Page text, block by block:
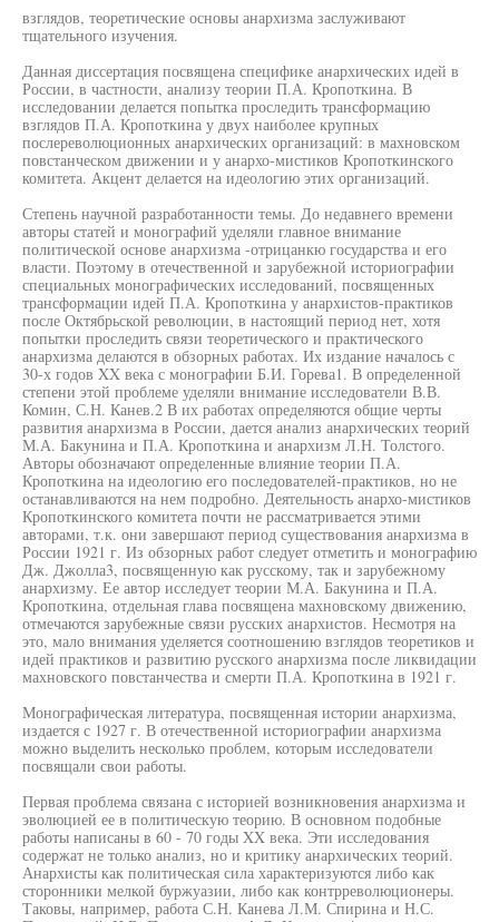
взглядов, теоретические основы анархизма заслуживают
тщательного изучения.
Данная диссертация посвящена специфике анархических идей в
России, в частности, анализу теории П.А. Кропоткина. В
исследовании делается попытка проследить трансформацию
взглядов П.А. Кропоткина у двух наиболее крупных
послереволюционных анархических организаций: в махновском
повстанческом движении и у анархо-мистиков Кропоткинского
комитета. Акцент делается на идеологию этих организаций.
Степень научной разработанности темы. До недавнего времени
авторы статей и монографий уделяли главное внимание
политической основе анархизма -отрицанкю государства и его
власти. Поэтому в отечественной и зарубежной историографии
специальных монографических исследований, посвященных
трансформации идей П.А. Кропоткина у анархистов-практиков
после Октябрьской революции, в настоящий период нет, хотя
попытки проследить связи теоретического и практического
анархизма делаются в обзорных работах. Их издание началось с
30-х годов XX века с монографии Б.И. Горева1. В определенной
степени этой проблеме уделяли внимание исследователи В.В.
Комин, С.Н. Канев.2 В их работах определяются общие черты
развития анархизма в России, дается анализ анархических теорий
М.А. Бакунина и П.А. Кропоткина и анархизм Л.Н. Толстого.
Авторы обозначают определенные влияние теории П.А.
Кропоткина на идеологию его последователей-практиков, но не
останавливаются на нем подробно. Деятельность анархо-мистиков
Кропоткинского комитета почти не рассматривается этими
авторами, т.к. они завершают период существования анархизма в
России 1921 г. Из обзорных работ следует отметить и монографию
Дж. Джолла3, посвященную как русскому, так и зарубежному
анархизму. Ее автор исследует теории М.А. Бакунина и П.А.
Кропоткина, отдельная глава посвящена махновскому движению,
отмечаются зарубежные связи русских анархистов. Несмотря на
это, мало внимания уделяется соотношению взглядов теоретиков и
идей практиков и развитию русского анархизма после ликвидации
махновского повстанчества и смерти П.А. Кропоткина в 1921 г.
Монографическая литература, посвященная истории анархизма,
издается с 1927 г. В отечественной историографии анархизма
можно выделить несколько проблем, которым исследователи
посвящали свои работы.
Первая проблема связана с историей возникновения анархизма и
эволюцией ее в политическую теорию. В основном подобные
работы написаны в 60 - 70 годы XX века. Эти исследования
содержат не только анализ, но и критику анархических теорий.
Анархисты как политическая сила характеризуются либо как
сторонники мелкой буржуазии, либо как контрреволюционеры.
Таковы, например, работа С.Н. Канева Л.М. Спирина и Н.С.